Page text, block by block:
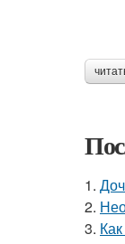
1.
2.
3.